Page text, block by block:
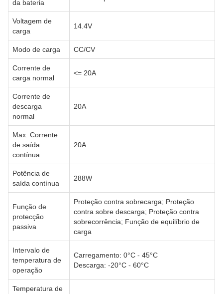
da bateria
Voltagem de
carga
14.4V
Modo de carga CC/CV
Corrente de
carga normal
<= 20A
Corrente de
descarga
normal
20A
Max. Corrente
de saída
contínua
20A
Potência de
saída contínua
288W
Função de
protecção
passiva
Proteção contra sobrecarga; Proteção
contra sobre descarga; Proteção contra
sobrecorrência; Função de equilíbrio de
carga
Intervalo de
temperatura de
operação
Carregamento: 0°C - 45°C
Descarga: -20°C - 60°C
Temperatura de